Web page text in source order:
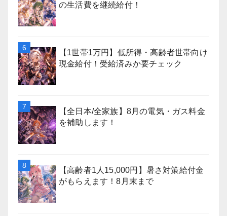
の生活費を継続給付！
【1世帯1万円】低所得・高齢者世帯向け
現金給付！受給済みか要チェック
【全日本/全家族】8月の電気・ガス料金
を補助します！
【高齢者1人15,000円】暑さ対策給付金
がもらえます！8月末まで